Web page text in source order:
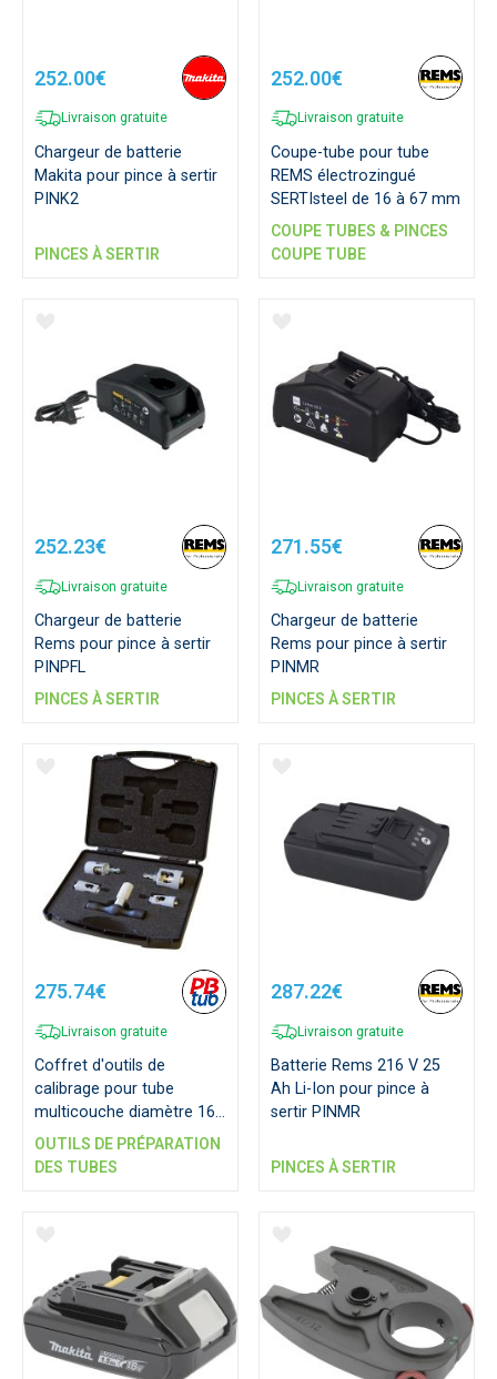
252.00€
Livraison gratuite
Chargeur de batterie
Makita pour pince à sertir
PINK2
PINCES À SERTIR
252.00€
Livraison gratuite
Coupe-tube pour tube
REMS électrozingué
SERTIsteel de 16 à 67 mm
COUPE TUBES & PINCES
COUPE TUBE
252.23€
Livraison gratuite
Chargeur de batterie
Rems pour pince à sertir
PINPFL
PINCES À SERTIR
271.55€
Livraison gratuite
Chargeur de batterie
Rems pour pince à sertir
PINMR
PINCES À SERTIR
275.74€
Livraison gratuite
Coffret d'outils de
calibrage pour tube
multicouche diamètre 16
à 32 mm
OUTILS DE PRÉPARATION
DES TUBES
287.22€
Livraison gratuite
Batterie Rems 216 V 25
Ah Li-Ion pour pince à
sertir PINMR
PINCES À SERTIR